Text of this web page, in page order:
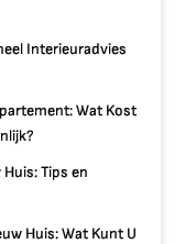
Interieuradvies
Wat Kost
Tips en
Huis: Wat Kunt U